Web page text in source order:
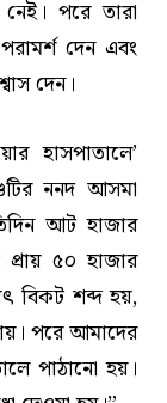
পরে তারা
দেন এবং
দেন।
হাসপাতালে’
ননদ আসমা
আট হাজার
৫০ হাজার
বিকট শব্দ হয়,
পরে আমাদের
পাঠানো হয়।